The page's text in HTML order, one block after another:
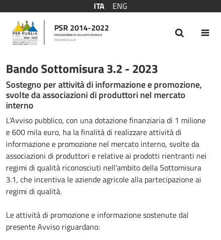
ITA
ENG
PSR 2014-2022
PROGRAMMA DI SVILUPPO RURALE
REGIONE PUGLIA
Bando Sottomisura 3.2 - 2023
Bando Sottomisura 3.2 - 2023
Sostegno per attività di informazione e promozione,
svolte da associazioni di produttori nel mercato
interno
L'Avviso pubblico, con una dotazione finanziaria di 1 milione
e 600 mila euro, ha la finalità di realizzare attività di
informazione e promozione nel mercato interno, svolte da
associazioni di produttori e relative ai prodotti rientranti nei
regimi di qualità riconosciuti nell’ambito della Sottomisura
3.1, che incentiva le aziende agricole alla partecipazione ai
regimi di qualità.
Le attività di promozione e informazione sostenute dal
presente Avviso riguardano: